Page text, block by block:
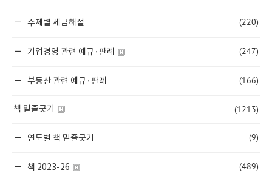
주제별 세금해설 (220)
기업경영 관련 예규·판례 (247)
부동산 관련 예규·판례 (166)
책 밑줄긋기 (1213)
연도별 책 밑줄긋기 (9)
책 2023-26 (489)